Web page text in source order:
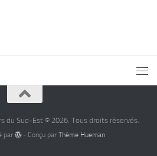
du Sud-Est © 2026. Tous droits réservés.
par - Conçu parThème Hueman